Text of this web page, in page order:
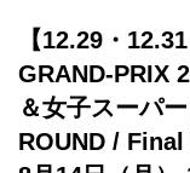
【12.29・
GRAND-PRIX
＆女子スーパ
ROUND / Final